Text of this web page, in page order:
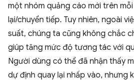
một nhóm quảng cáo mới trên
lại/chuyển tiếp. Tuy nhiên, ngoài
suất, chúng ta cũng không chắc
giúp tăng mức độ tương tác với
Người dùng có thể đã nhận thấy
dự định quay lại nhấp vào, nhưng